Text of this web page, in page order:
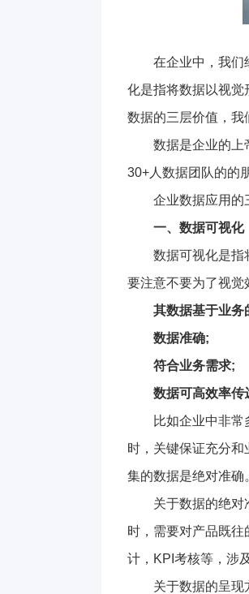
在企业中，我们
化是指将数据以视觉
数据的三层价值，我
数据是企业的上
30+人数据团队的的
企业数据应用的
一、数据可视化
数据可视化是指
要注意不要为了视觉
其数据基于业务
数据准确;
符合业务需求;
数据可高效率传
比如企业中非
时，关键保证充分
集的数据是绝对准确
关于数据的绝对
时，需要对产品既
计，KPI考核等，涉
关于数据的呈现